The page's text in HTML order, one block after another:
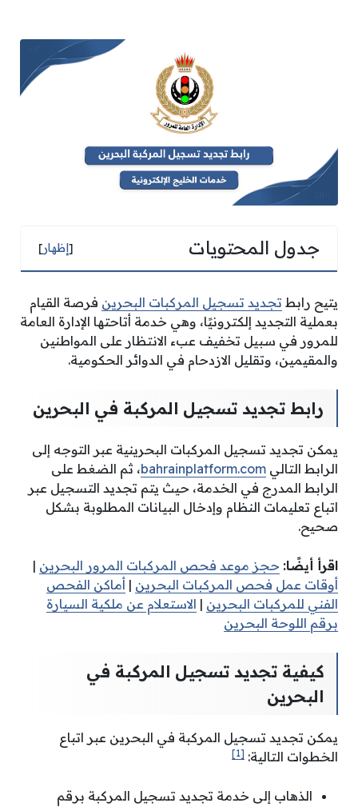
جدول المحتويات [إظهار]
يتيح رابط تجديد تسجيل المركبات البحرين فرصة القيام
بعملية التجديد إلكترونيًا، وهي خدمة أتاحتها الإدارة العامة
للمرور في سبيل تخفيف عبء الانتظار على المواطنين
والمقيمين، وتقليل الازدحام في الدوائر الحكومية.
رابط تجديد تسجيل المركبة في البحرين
يمكن تجديد تسجيل المركبات البحرينية عبر التوجه إلى
الرابط التالي bahrainplatform.com، ثم الضغط على
الرابط المدرج في الخدمة، حيث يتم تجديد التسجيل عبر
اتباع تعليمات النظام وإدخال البيانات المطلوبة بشكل
صحيح.
اقرأ أيضًا: حجز موعد فحص المركبات المرور البحرين |
أوقات عمل فحص المركبات البحرين | أماكن الفحص
الفني للمركبات البحرين | الاستعلام عن ملكية السيارة
برقم اللوحة البحرين
كيفية تجديد تسجيل المركبة في
البحرين
يمكن تجديد تسجيل المركبة في البحرين عبر اتباع
الخطوات التالية: [1]
الذهاب إلى خدمة تجديد تسجيل المركبة برقم